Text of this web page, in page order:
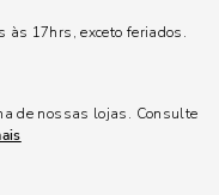
às 17hrs, exceto feriados.
de nossas lojas. Consulte